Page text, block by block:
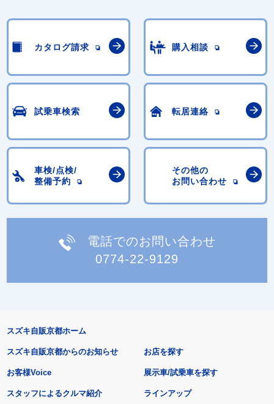
カタログ請求 購入相談
試乗車検索 転居連絡
車検/点検/
整備予約
その他の
お問い合わせ
電話でのお問い合わせ
0774-22-9129
スズキ自販京都ホーム
スズキ自販京都からのお知らせ
お客様Voice
スタッフによるクルマ紹介
お店を探す
展示車/試乗車を探す
ラインアップ